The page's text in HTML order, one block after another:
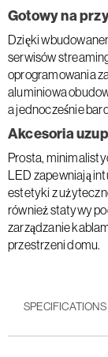
Gotowy na
Dzięki
serwisów
oprogramowania
aluminiowa
a jednocześnie
Akcesoria
Prosta,
LED zapewniają
estetyki z
również statywy
zarządzanie
przestrzeni domu.
SPECIFICATIONS